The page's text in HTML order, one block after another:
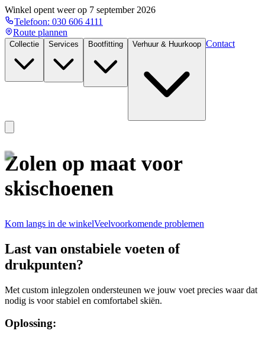
Winkel opent weer op 7 september 2026
Telefoon: 030 606 4111
Route plannen
Collectie Services Bootfitting Verhuur & Huurkoop Contact
Zolen op maat voor
skischoenen
Kom langs in de winkelVeelvoorkomende problemen
Last van onstabiele voeten of
drukpunten?
Met custom inlegzolen ondersteunen we jouw voet precies waar dat
nodig is voor stabiel en comfortabel skiën.
Oplossing: